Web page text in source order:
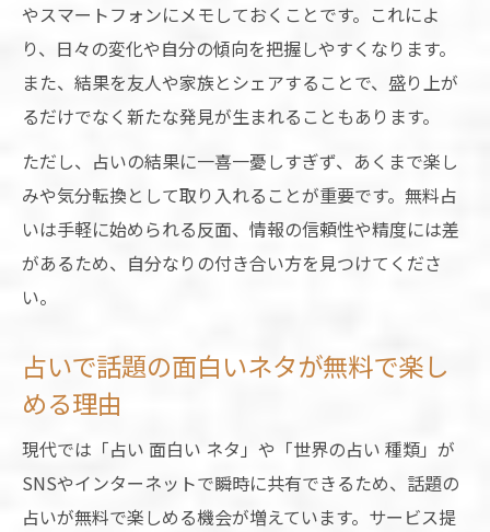
やスマートフォンにメモしておくことです。これによ
り、日々の変化や自分の傾向を把握しやすくなります。
また、結果を友人や家族とシェアすることで、盛り上が
るだけでなく新たな発見が生まれることもあります。
ただし、占いの結果に一喜一憂しすぎず、あくまで楽し
みや気分転換として取り入れることが重要です。無料占
いは手軽に始められる反面、情報の信頼性や精度には差
があるため、自分なりの付き合い方を見つけてくださ
い。
占いで話題の面白いネタが無料で楽し
める理由
現代では「占い 面白い ネタ」や「世界の占い 種類」が
SNSやインターネットで瞬時に共有できるため、話題の
占いが無料で楽しめる機会が増えています。サービス提